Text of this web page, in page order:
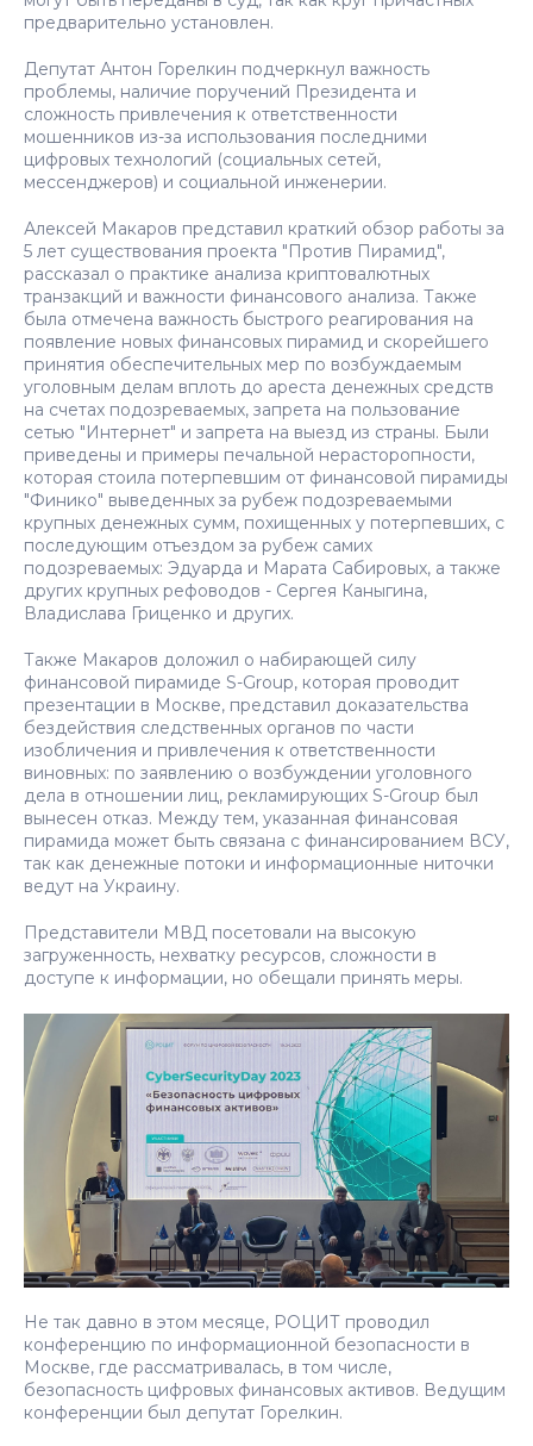
предварительно установлен.
Депутат Антон Горелкин подчеркнул важность
проблемы, наличие поручений Президента и
сложность привлечения к ответственности
мошенников из-за использования последними
цифровых технологий (социальных сетей,
мессенджеров) и социальной инженерии.
Алексей Макаров представил краткий обзор работы за
5 лет существования проекта "Против Пирамид",
рассказал о практике анализа криптовалютных
транзакций и важности финансового анализа. Также
была отмечена важность быстрого реагирования на
появление новых финансовых пирамид и скорейшего
принятия обеспечительных мер по возбуждаемым
уголовным делам вплоть до ареста денежных средств
на счетах подозреваемых, запрета на пользование
сетью "Интернет" и запрета на выезд из страны. Были
приведены и примеры печальной нерасторопности,
которая стоила потерпевшим от финансовой пирамиды
"Финико" выведенных за рубеж подозреваемыми
крупных денежных сумм, похищенных у потерпевших, с
последующим отъездом за рубеж самих
подозреваемых: Эдуарда и Марата Сабировых, а также
других крупных рефоводов - Сергея Каныгина,
Владислава Гриценко и других.
Также Макаров доложил о набирающей силу
финансовой пирамиде S-Group, которая проводит
презентации в Москве, представил доказательства
бездействия следственных органов по части
изобличения и привлечения к ответственности
виновных: по заявлению о возбуждении уголовного
дела в отношении лиц, рекламирующих S-Group был
вынесен отказ. Между тем, указанная финансовая
пирамида может быть связана с финансированием ВСУ,
так как денежные потоки и информационные ниточки
ведут на Украину.
Представители МВД посетовали на высокую
загруженность, нехватку ресурсов, сложности в
доступе к информации, но обещали принять меры.
Не так давно в этом месяце, РОЦИТ проводил
конференцию по информационной безопасности в
Москве, где рассматривалась, в том числе,
безопасность цифровых финансовых активов. Ведущим
конференции был депутат Горелкин.